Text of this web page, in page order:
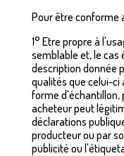
Pour être conforme
1° Etre propre à
semblable et, le cas
description donnée
qualités que celui-ci
forme d'échantillon,
acheteur peut
déclarations
producteur ou par
publicité ou